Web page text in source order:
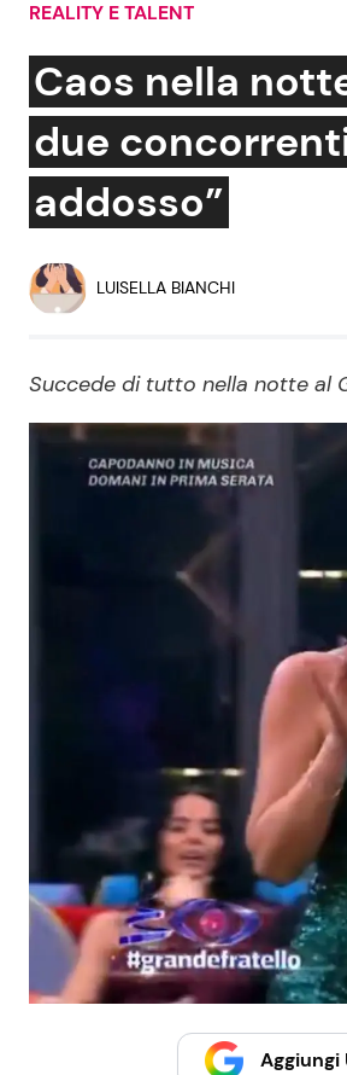
Social News
News dal mondo
REALITY E TALENT
Caos nella
due
addosso”
LUISELLA BIANCHI
Succede di tutto nella notte al